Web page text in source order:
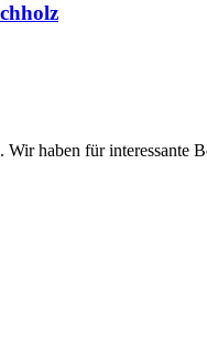
haben für interessante